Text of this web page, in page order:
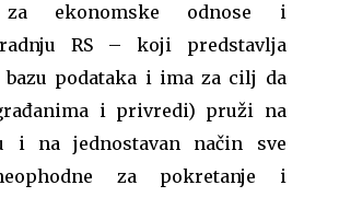
za ekonomske odnose i
RS – koji predstavlja
bazu podataka i ima za cilj da
i privredi) pruži na
i na jednostavan način sve
za pokretanje i